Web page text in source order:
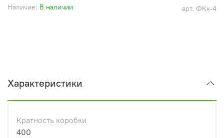
арт. ФКк-4
Наличие: В наличии
Характеристики
Кратность коробки
400